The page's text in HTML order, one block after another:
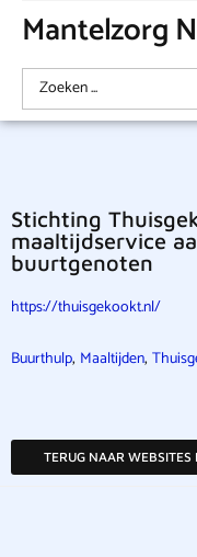
Mantelzorg
Stichting
maaltijdservice
buurtgenoten
https://thuisgekookt.nl/
Buurthulp, Maaltijden,
TERUG NAAR WEBSITES